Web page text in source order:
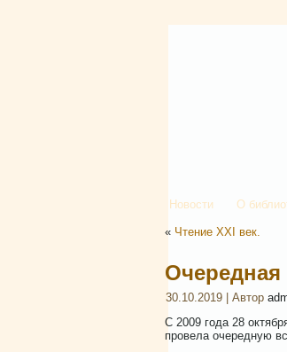
Новости О
« Чтение XXI век.
Очередная
30.10.2019 | Автор
С 2009 года 28
провела очередную